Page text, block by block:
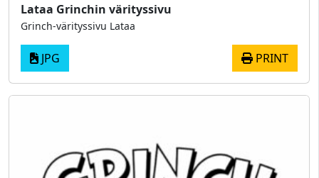
Lataa Grinchin värityssivu
Grinch-värityssivu Lataa
JPG PRINT